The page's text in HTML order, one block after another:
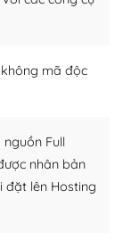
gia.
trợ
và những
và tìm
mã độc
Full
nhân bản
đặt lên Hosting